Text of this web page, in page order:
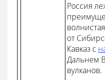
Россия
от
Кавказ с
Дальнем
вулканов.